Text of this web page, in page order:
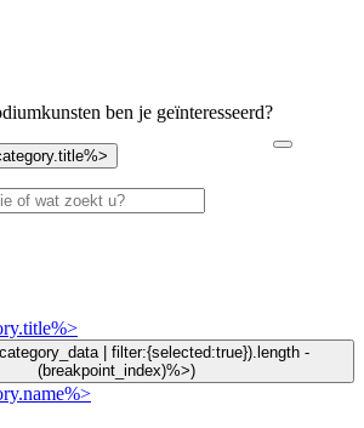
ben je geïnteresseerd?
| filter:{selected:true}).length -
(breakpoint_index)%>)